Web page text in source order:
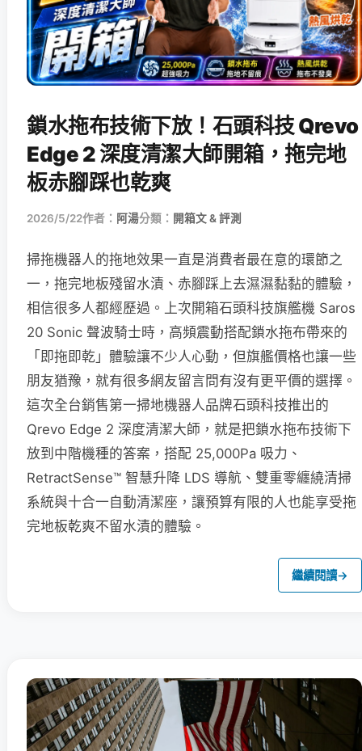
鎖水拖布技術下放！石頭科技 Qrevo
Edge 2 深度清潔大師開箱，拖完地
板赤腳踩也乾爽
2026/5/22作者： 阿湯分類： 開箱文 & 評測
掃拖機器人的拖地效果一直是消費者最在意的環節之
一，拖完地板殘留水漬、赤腳踩上去濕濕黏黏的體驗，
相信很多人都經歷過。上次開箱石頭科技旗艦機 Saros
20 Sonic 聲波騎士時，高頻震動搭配鎖水拖布帶來的
「即拖即乾」體驗讓不少人心動，但旗艦價格也讓一些
朋友猶豫，就有很多網友留言問有沒有更平價的選擇。
這次全台銷售第一掃地機器人品牌石頭科技推出的
Qrevo Edge 2 深度清潔大師，就是把鎖水拖布技術下
放到中階機種的答案，搭配 25,000Pa 吸力、
RetractSense™ 智慧升降 LDS 導航、雙重零纏繞清掃
系統與十合一自動清潔座，讓預算有限的人也能享受拖
完地板乾爽不留水漬的體驗。
繼續閱讀→